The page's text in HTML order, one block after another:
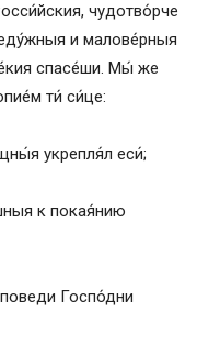
чудотво́рче
и малове́рныя
спасе́ши. Мы́ же
ти́ си́це:
укрепля́л еси́;
к покая́нию
Госпо́дни